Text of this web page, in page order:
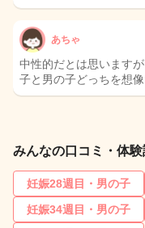
あちゃ
中性的だとは思います
子と男の子どっちを想
みんなの口コミ・体
妊娠28週目・男の子
妊娠34週目・男の子